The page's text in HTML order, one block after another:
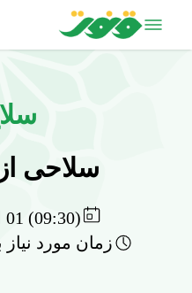
سلاحی
(09:30) 01 اردیبهشت 1405
زمان مورد نیاز